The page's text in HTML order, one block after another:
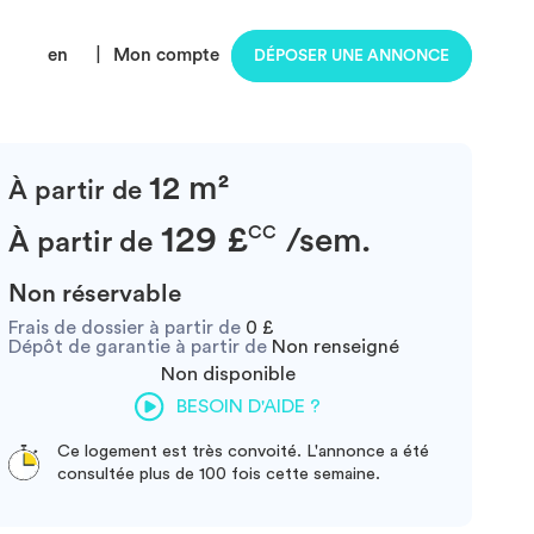
en Mon compte DÉPOSER UNE ANNONCE
À partir de 12 m²
À partir de 129 £CC /sem.
Non réservable
Frais de dossier à partir de 0 £
Dépôt de garantie à partir deNon renseigné
Non disponible
BESOIN D'AIDE ?
Ce logement est très convoité. L'annonce a été
consultée plus de 100 fois cette semaine.